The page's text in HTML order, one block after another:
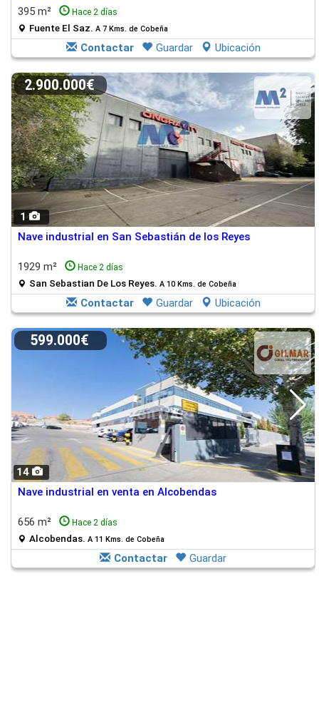
395 m²
Hace 2 días
Fuente El Saz. A 7 Kms. de Cobeña
Contactar Guardar Ubicación
1
2.900.000€
Nave industrial en San Sebastián de los Reyes
1929 m² Hace 2 días
San Sebastian De Los Reyes. A 10 Kms. de Cobeña
Contactar Guardar Ubicación
14
599.000€
Nave industrial en venta en Alcobendas
656 m² Hace 2 días
Alcobendas. A 11 Kms. de Cobeña
Contactar Guardar